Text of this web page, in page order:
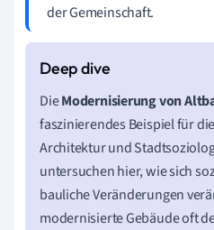
der Gemeinschaft.
DieModernisierung von
faszinierendes Beispiel für
Architektur und
untersuchen hier, wie sich
bauliche Veränderungen
modernisierte Gebäude oft